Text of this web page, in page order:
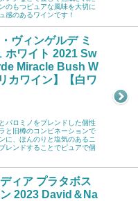
のもつピュアな風味を大切に
感のあるワインです！
ヴィンゲルデ ミ
ホワイト 2021 Sw
Miracle Bush W
カワイン】【白ワ
パロミノをブレンドした個性
と旧樽のコンビネーションで
に、ほんのりと塩気のあるニ
レンドすることでピュアで個
ィア プラタボス
2023 David＆Na